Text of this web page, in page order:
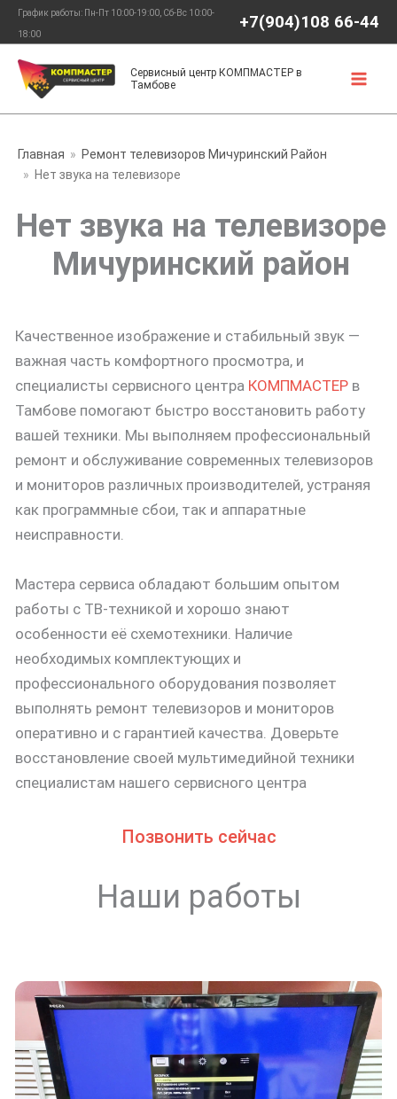
Перейти
содержимому
График работы: Пн-Пт 10:00-19:00, Сб-Вс 10:00-
18:00
+7(904)108 66-44
Сервисный центр КОМПМАСТЕР в
Тамбове
Главная
Ремонт телевизоров Мичуринский Район
Нет звука на телевизоре
Нет звука на телевизоре
Мичуринский район
Качественное изображение и стабильный звук —
важная часть комфортного просмотра, и
специалисты сервисного центра КОМПМАСТЕР в
Тамбове помогают быстро восстановить работу
вашей техники. Мы выполняем профессиональный
ремонт и обслуживание современных телевизоров
и мониторов различных производителей, устраняя
как программные сбои, так и аппаратные
неисправности.
Мастера сервиса обладают большим опытом
работы с ТВ-техникой и хорошо знают
особенности её схемотехники. Наличие
необходимых комплектующих и
профессионального оборудования позволяет
выполнять ремонт телевизоров и мониторов
оперативно и с гарантией качества. Доверьте
восстановление своей мультимедийной техники
специалистам нашего сервисного центра
Позвонить сейчас
Наши работы